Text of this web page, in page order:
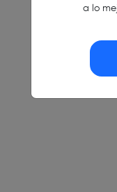
a lo